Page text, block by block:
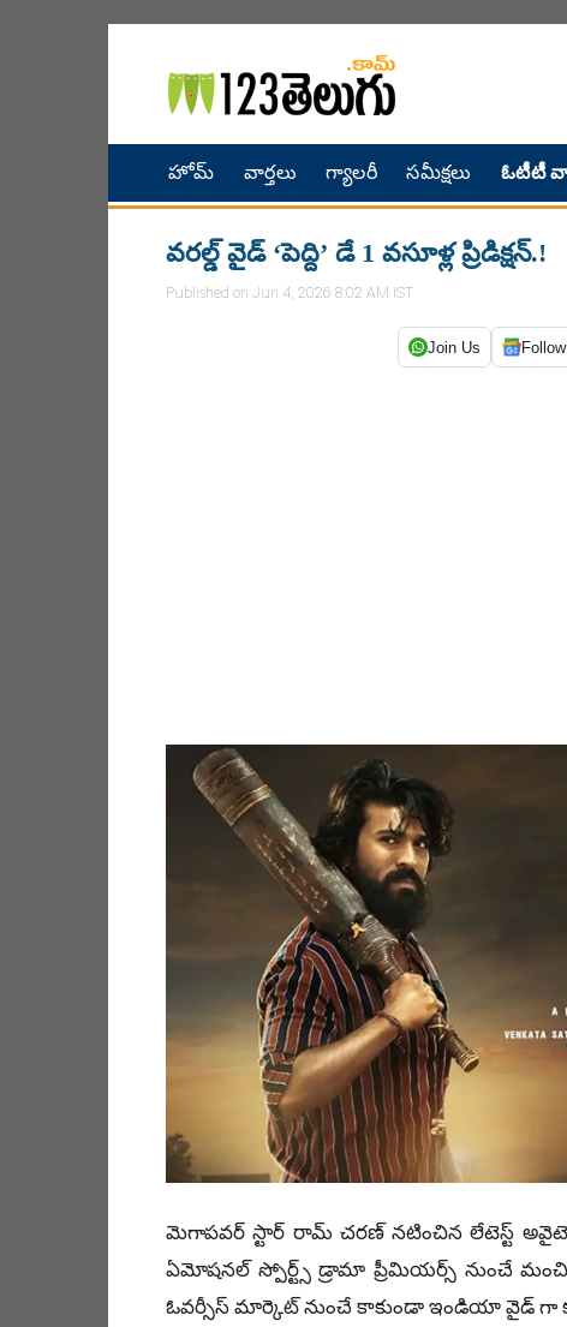
హోమ్ వార్తలు గ్యాలరీ సమీక్షలు ఓటీటీ
వరల్డ్ వైడ్ ‘పెద్ది’ డే 1 వసూళ్ల ప్రిడిక్షన్.!
Published on Jun 4, 2026 8:02 AM IST
Join Us
మెగాపవర్ స్టార్ రామ్ చరణ్ నటించిన లేటెస్ట్ అవైటెడ్
ఏమోషనల్ స్పోర్ట్స్ డ్రామా ప్రీమియర్స్ నుంచే
ఓవర్సీస్ మార్కెట్ నుంచే కాకుండా ఇండియా వైడ్ గా